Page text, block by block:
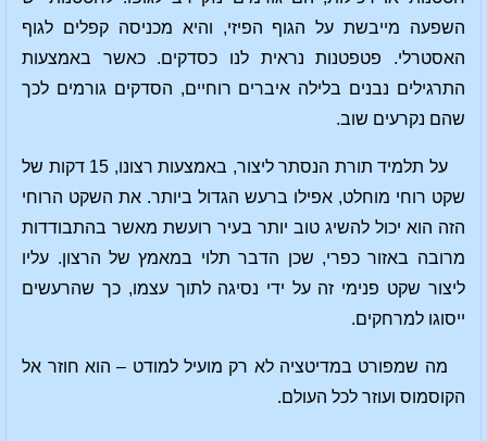
השפעה מייבשת על הגוף הפיזי, והיא מכניסה קפלים לגוף
האסטרלי. פטפטנות נראית לנו כסדקים. כאשר באמצעות
התרגילים נבנים בלילה איברים רוחיים, הסדקים גורמים לכך
שהם נקרעים שוב.
על תלמיד תורת הנסתר ליצור, באמצעות רצונו, 15 דקות של
שקט רוחי מוחלט, אפילו ברעש הגדול ביותר. את השקט הרוחי
הזה הוא יכול להשיג טוב יותר בעיר רועשת מאשר בהתבודדות
מרובה באזור כפרי, שכן הדבר תלוי במאמץ של הרצון. עליו
ליצור שקט פנימי זה על ידי נסיגה לתוך עצמו, כך שהרעשים
ייסוגו למרחקים.
מה שמפורט במדיטציה לא רק מועיל למודט – הוא חוזר אל
הקוסמוס ועוזר לכל העולם.